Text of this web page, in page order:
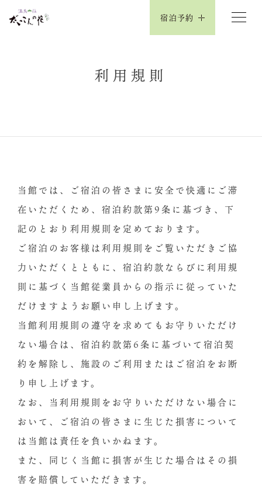
宿泊予約
利用規則
当館では、ご宿泊の皆さまに安全で快適にご滞
在いただくため、宿泊約款第9条に基づき、下
記のとおり利用規則を定めております。
ご宿泊のお客様は利用規則をご覧いただきご協
力いただくとともに、宿泊約款ならびに利用規
則に基づく当館従業員からの指示に従っていた
だけますようお願い申し上げます。
当館利用規則の遵守を求めてもお守りいただけ
ない場合は、宿泊約款第6条に基づいて宿泊契
約を解除し、施設のご利用またはご宿泊をお断
り申し上げます。
なお、当利用規則をお守りいただけない場合に
おいて、ご宿泊の皆さまに生じた損害について
は当館は責任を負いかねます。
また、同じく当館に損害が生じた場合はその損
害を賠償していただきます。